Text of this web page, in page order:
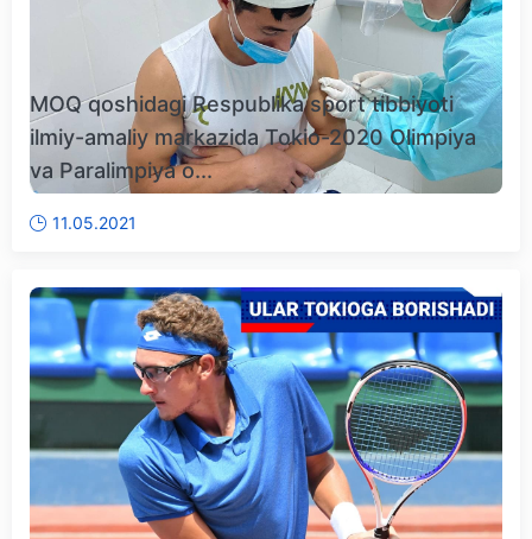
MOQ qoshidagi Respublika sport tibbiyoti
ilmiy-amaliy markazida Tokio-2020 Olimpiya
va Paralimpiya o...
11.05.2021